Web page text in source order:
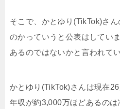
そこで、かとゆり(TikTok)さ
のかっていうと公表はしてい
あるのではないかと言われてい
かとゆり(TikTok)さんは現在
年収が約3,000万ほどあるのは